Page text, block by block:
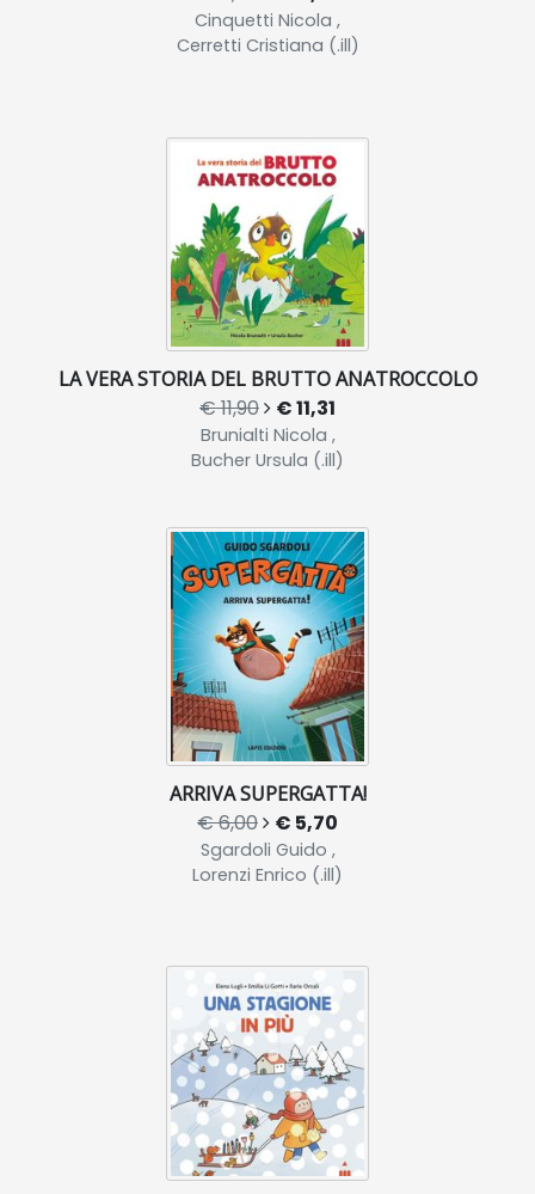
Cinquetti Nicola ,
Cerretti Cristiana (.ill)
LA VERA STORIA DEL BRUTTO ANATROCCOLO
€ 11,90 € 11,31
Brunialti Nicola ,
Bucher Ursula (.ill)
ARRIVA SUPERGATTA!
€ 6,00 € 5,70
Sgardoli Guido ,
Lorenzi Enrico (.ill)